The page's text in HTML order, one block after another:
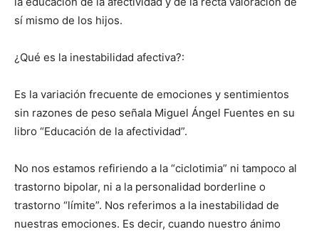
sí mismo de los hijos.
¿Qué es la inestabilidad afectiva?:
Es la variación frecuente de emociones y sentimientos
sin razones de peso señala Miguel Ángel Fuentes en su
libro “Educación de la afectividad”.
No nos estamos refiriendo a la “ciclotimia” ni tampoco al
trastorno bipolar, ni a la personalidad borderline o
trastorno “límite”. Nos referimos a la inestabilidad de
nuestras emociones. Es decir, cuando nuestro ánimo